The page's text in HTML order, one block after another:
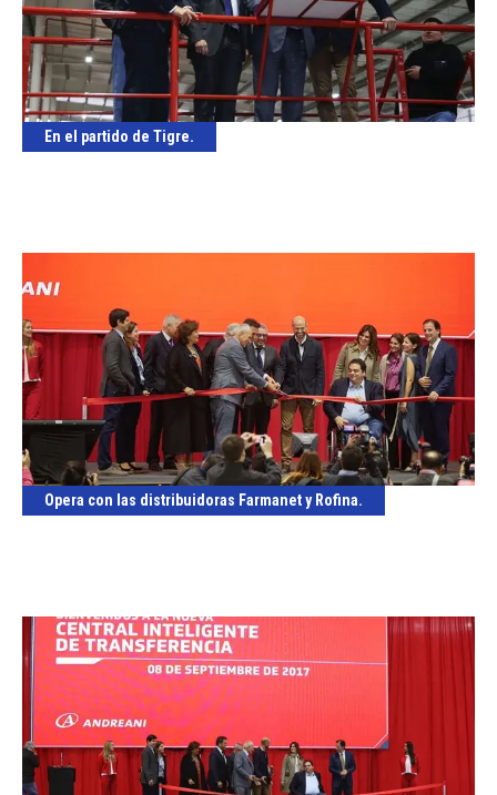
En el partido de Tigre.
Opera con las distribuidoras Farmanet y Rofina.